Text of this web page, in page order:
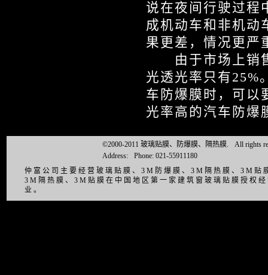
说在夜间行驶过程
成机动车和非机动
果更差，情况更严
由于市场上销售
光透光率只有25%
车防爆膜时，可以
光率高的汽车防爆
©2000-2011 玻璃贴膜、防爆膜、隔热膜.
All rights
Address:
Phone: 021-55911180
仲富公司主要经营玻璃贴膜、3M防爆膜、3M隔热膜、3M
3M隔热膜、3M贴膜在中国地区第一家建筑窗玻璃贴膜授权
业。